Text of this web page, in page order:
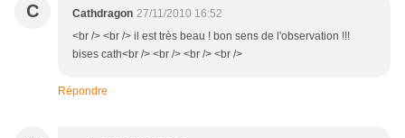
C Cathdragon 27/11/2010 16:52
<br /> <br /> il est très beau ! bon sens de l'observation !!!
bises cath<br /> <br /> <br /> <br />
Répondre